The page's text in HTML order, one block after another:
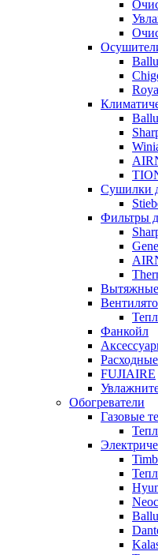
Ballu
Ballu
Сушилки
Фильтры
Вытяжные
Фанкойл
FUJIAIRE
Обогреватели
Газовые
Ballu